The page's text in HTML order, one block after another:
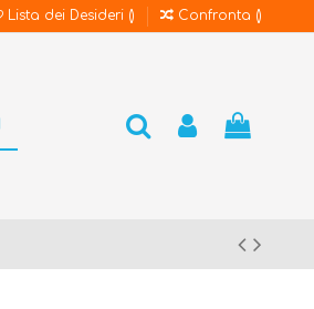
Lista dei Desideri () Confronta ()